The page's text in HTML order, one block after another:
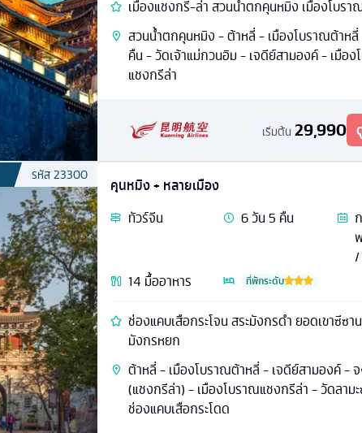
เมืองแชงกรี-ล่า สวนน้ำตกคุนหมิง เมืองโ
สวนน้ำตกคุนหมิง - ต้าหลี่ - เมืองโบราณต้าห
คืน - วัดเจ้าแม่กวนอิม - เจดีย์สามองค์ - เมือง
แชงกรีล่า
เริ่มต้น 29,990
รหัส23300
คุนหมิง + หลายเมือง
ทัวร์จีน 6วัน5 คืน
/
14 มื้ออาหาร ที่พักระดับ
ช่องแคบเสือกระโจน สระมังกรดำ ยอดเขาซีซา
มังกรหยก
ต้าหลี่ - เมืองโบราณต้าหลี่ - เจดีย์สามองค์ -
(แชงกรีล่า) - เมืองโบราณแชงกรีล่า - วัดลาม
ช่องแคบเสือกระโดด